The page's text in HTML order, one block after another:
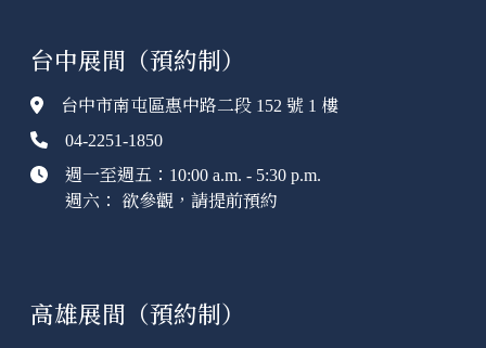
台中展間（預約制）
台中市南屯區惠中路二段 152 號 1 樓
04-2251-1850
週一至週五：10:00 a.m. - 5:30 p.m.
週六： 欲參觀，請提前預約
高雄展間（預約制）